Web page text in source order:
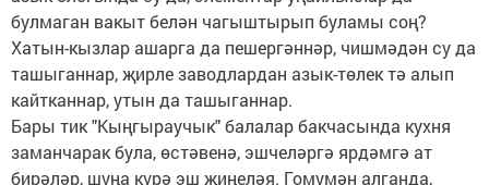
булмаган вакыт белән чагыштырып буламы соң?
Хатын-кызлар ашарга да пешергәннәр, чишмәдән су да
ташыганнар, җирле заводлардан азык-төлек тә алып
кайтканнар, утын да ташыганнар.
Бары тик "Кыңгыраучык" балалар бакчасында кухня
заманчарак була, өстәвенә, эшчеләргә ярдәмгә ат
бирәләр, шуңа күрә эш җиңеләя. Гомумән алганда,